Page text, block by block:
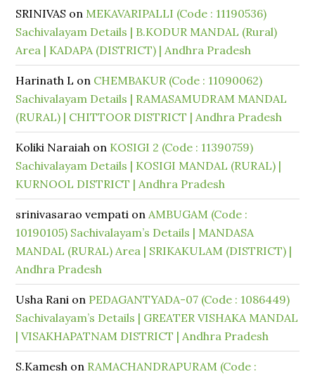
SRINIVAS on MEKAVARIPALLI (Code : 11190536)
Sachivalayam Details | B.KODUR MANDAL (Rural)
Area | KADAPA (DISTRICT) | Andhra Pradesh
Harinath L on CHEMBAKUR (Code : 11090062)
Sachivalayam Details | RAMASAMUDRAM MANDAL
(RURAL) | CHITTOOR DISTRICT | Andhra Pradesh
Koliki Naraiah on KOSIGI 2 (Code : 11390759)
Sachivalayam Details | KOSIGI MANDAL (RURAL) |
KURNOOL DISTRICT | Andhra Pradesh
srinivasarao vempati on AMBUGAM (Code :
10190105) Sachivalayam’s Details | MANDASA
MANDAL (RURAL) Area | SRIKAKULAM (DISTRICT) |
Andhra Pradesh
Usha Rani on PEDAGANTYADA-07 (Code : 1086449)
Sachivalayam’s Details | GREATER VISHAKA MANDAL
| VISAKHAPATNAM DISTRICT | Andhra Pradesh
S.Kamesh on RAMACHANDRAPURAM (Code :